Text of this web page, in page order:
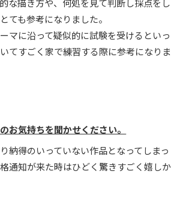
ても参考になりました。
マに沿って疑似的に試験を受けるといっ
てすごく家で練習する際に参考になりま
お気持ちを聞かせください。
納得のいっていない作品となってしまっ
通知が来た時はひどく驚きすごく嬉しか